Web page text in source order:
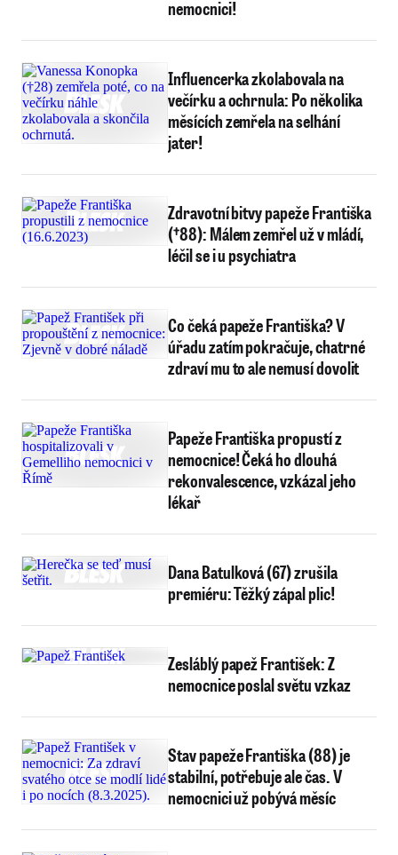
nemocnici!
Influencerka zkolabovala na
večírku a ochrnula: Po několika
měsících zemřela na selhání
jater!
Zdravotní bitvy papeže Františka
(†88): Málem zemřel už v mládí,
léčil se i u psychiatra
Co čeká papeže Františka? V
úřadu zatím pokračuje, chatrné
zdraví mu to ale nemusí dovolit
Papeže Františka propustí z
nemocnice! Čeká ho dlouhá
rekonvalescence, vzkázal jeho
lékař
Dana Batulková (67) zrušila
premiéru: Těžký zápal plic!
Zesláblý papež František: Z
nemocnice poslal světu vzkaz
Stav papeže Františka (88) je
stabilní, potřebuje ale čas. V
nemocnici už pobývá měsíc